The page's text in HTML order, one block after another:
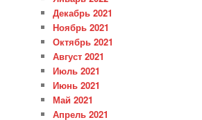
Декабрь 2021
Ноябрь 2021
Октябрь 2021
Август 2021
Июль 2021
Июнь 2021
Май 2021
Апрель 2021